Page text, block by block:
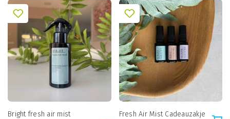
Bright fresh air mist
Fresh Air Mist Cadeauzakje